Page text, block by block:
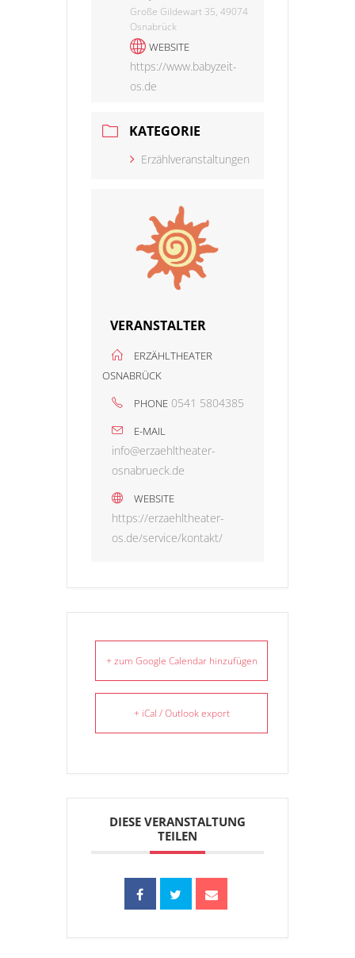
Große Gildewart 35, 49074
Osnabrück
WEBSITE
https://www.babyzeit-
os.de
KATEGORIE
Erzählveranstaltungen
VERANSTALTER
ERZÄHLTHEATER
OSNABRÜCK
PHONE 0541 5804385
E-MAIL
info@erzaehltheater-
osnabrueck.de
WEBSITE
https://erzaehltheater-
os.de/service/kontakt/
+ zum Google Calendar hinzufügen
+ iCal / Outlook export
DIESE VERANSTALTUNG
TEILEN